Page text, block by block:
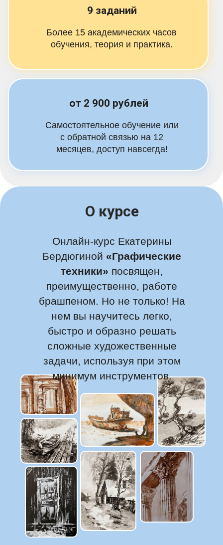
Самостоятельное обучение или
с обратной связью на 12
месяцев, доступ навсегда!
Более 15 академических часов
обучения, теория и практика.
от 2 900 рублей
9 заданий
Онлайн-курс Екатерины
Бердюгиной «Графические
техники» посвящен,
преимущественно, работе
брашпеном. Но не только! На
нем вы научитесь легко,
быстро и образно решать
сложные художественные
задачи, используя при этом
минимум инструментов.
О курсе